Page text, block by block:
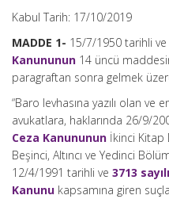
Kabul Tarih: 17/10/2019
MADDE 1- 15/7/1950 tarihli ve
Kanununun 14 üncü
paragraftan sonra gelmek
“Baro levhasına yazılı olan ve
avukatlara, haklarında 26/9/
Ceza Kanununun İkinci Kitap
Beşinci, Altıncı ve Yedinci
12/4/1991 tarihli ve 3713
Kanunu kapsamına giren